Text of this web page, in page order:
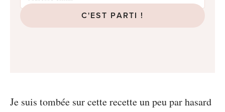
C'EST PARTI !
Je suis tombée sur cette recette un peu par hasard